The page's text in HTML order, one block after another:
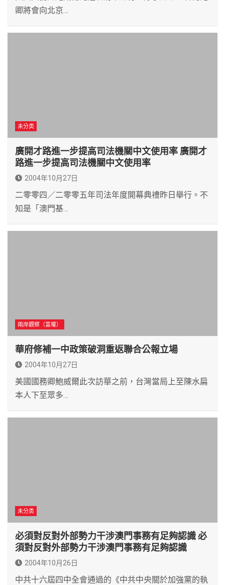
卿將會向北京…
未分类
廣開才路進一步提高司法機關中文使用率 廣開才
路進一步提高司法機關中文使用率
2004年10月27日
二零零四／二零零五年司法年度開幕典禮昨日舉行。不
知是「澳門基…
兩岸觀察（富權）
華府修補一中政策破洞重返聯合公報立場
2004年10月27日
美國國務卿鮑威爾此次訪華之前，台灣當局上至陳水扁
本人下至眾多…
未分类
必須對反對外部勢力干涉澳門事務有足夠認識 必
須對反對外部勢力干涉澳門事務有足夠認識
2004年10月26日
中共十六屆四中全會通過的《中共中央關於加強黨的執